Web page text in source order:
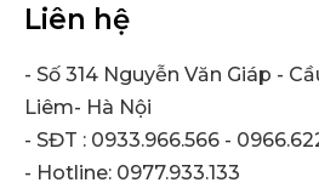
Liên hệ
- Số 314 Nguyễn Văn Giáp -
Liêm- Hà Nội
- SĐT : 0933.966.566 -
- Hotline: 0977.933.133